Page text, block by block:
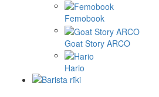
Femobook
Goat Story ARCO
Hario